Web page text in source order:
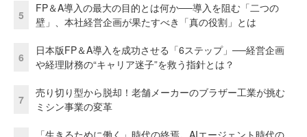
5
FP＆A導入の最大の目的とは何か──導入を阻む「二つの
壁」、本社経営企画が果たすべき「真の役割」とは
6
日本版FP＆A導入を成功させる「6ステップ」──経営企画
や経理財務の“キャリア迷子”を救う指針とは？
7
売り切り型から脱却！老舗メーカーのブラザー工業が挑む
ミシン事業の変革
「生きるために働く」時代の終焉。AIエージェント時代の